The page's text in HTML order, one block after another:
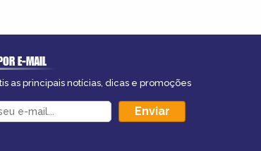
E-MAIL
as principais notícias, dicas e promoções